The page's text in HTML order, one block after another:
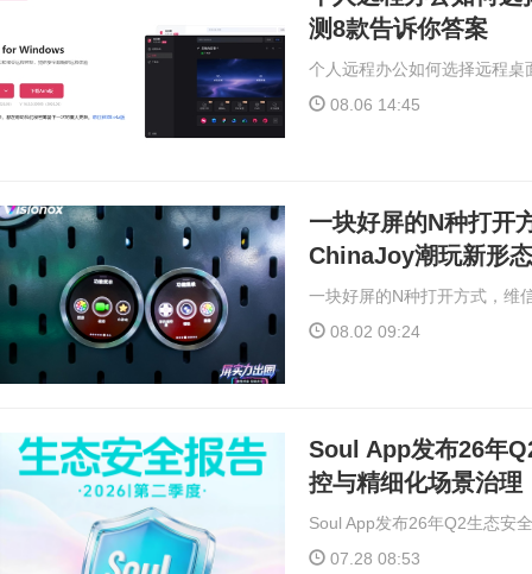
测8款告诉你答案
个人远程办公如何选择远程
08.06 14:45
一块好屏的N种打开
ChinaJoy潮玩新形态
一块好屏的N种打开方式，维
08.02 09:24
Soul App发布26年
控与精细化场景治理
Soul App发布26年Q2生态安
07.28 08:53